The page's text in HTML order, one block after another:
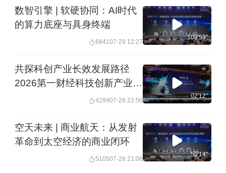
数智引擎 | 软硬协同：AI时代
的算力底座与具身终端
684107-29 12:27
109'59''
共探科创产业长效发展路径
2026第一财经科技创新产业融
合发展大会在沪举行429907-28 22:50
02'12''
空天未来 | 商业航天：从发射
革命到太空经济的商业闭环
510507-28 21:06
50'14''